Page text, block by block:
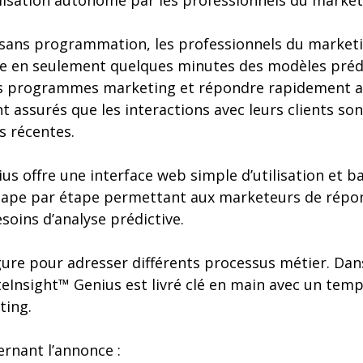
programmation, les professionnels du
en seulement quelques minutes des modèles
marketing et répondre rapidement
assurés que les interactions avec leurs clients
récentes.
offre une interface web simple d’utilisation et
par étape permettant aux marketeurs de
d’analyse prédictive.
pour adresser différents processus métier.
Genius est livré clé en main avec un
l’annonce :